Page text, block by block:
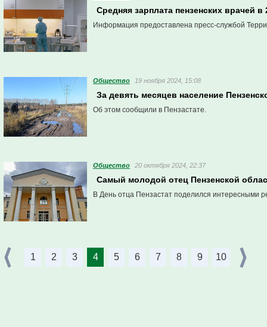
Средняя зарплата пензенских врачей
Информация предоставлена пресс-службой
Общество 19 ноября 2024, 15:08
За девять месяцев население
Об этом сообщили в Пензастате.
Общество 20 октября 2024, 22:37
Самый молодой отец Пензенской
В День отца Пензастат поделился интересными
1 2 3 4 5 6 7 8 9 10